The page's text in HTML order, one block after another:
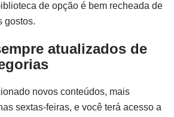
de opção é bem recheada de
gostos.
atualizados de
novos conteúdos, mais
sextas-feiras, e você terá acesso a